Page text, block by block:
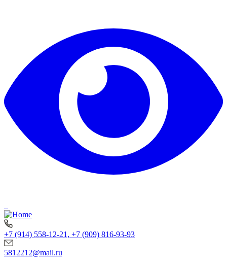
+7 (914) 558-12-21, +7 (909) 816-93-93
5812212@mail.ru